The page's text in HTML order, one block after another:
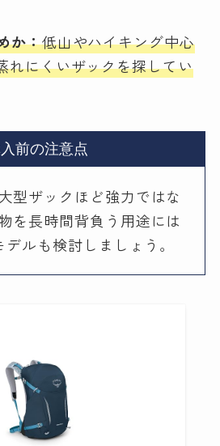
か：低山やハイキング中心
れにくいザックを探してい
前の注意点
型ザックほど強力ではな
を長時間背負う用途には
ルも検討しましょう。